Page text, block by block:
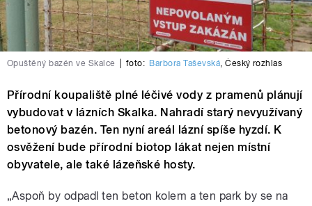
Opuštěný bazén ve Skalce foto: Barbora Taševská,Český rozhlas
Přírodní koupaliště plné léčivé vody z pramenů plánují
vybudovat v lázních Skalka. Nahradí starý nevyužívaný
betonový bazén. Ten nyní areál lázní spíše hyzdí. K
osvěžení bude přírodní biotop lákat nejen místní
obyvatele, ale také lázeňské hosty.
„Aspoň by odpadl ten beton kolem a ten park by se na